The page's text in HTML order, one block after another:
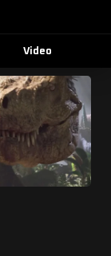
Video